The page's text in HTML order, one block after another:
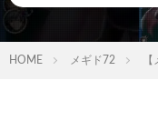
HOME メギド72